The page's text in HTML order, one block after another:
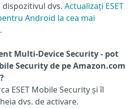
dvs. Actualizați ESET
Android la cea mai
.
Multi-Device Security - pot
Security de pe Amazon.com
ESET Mobile Security și îl
dvs. de activare.